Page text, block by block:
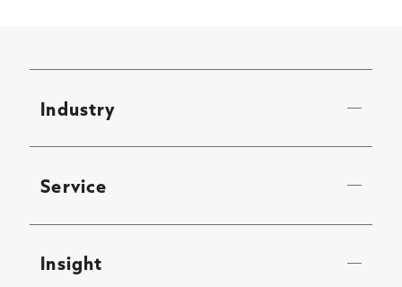
Industry
Service
Insight